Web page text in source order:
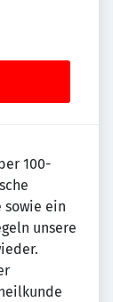
100-
sowie ein
unsere